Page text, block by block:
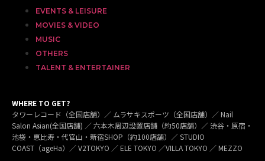
EVENTS & LEISURE
MOVIES & VIDEO
MUSIC
OTHERS
TALENT & ENTERTAINER
WHERE TO GET?
タワーレコード（全国店舗）／ ムラサキスポーツ（全国店舗）／ Nail
Salon Asian(全国店舗) ／ 六本木周辺設置店舗（約50店舗）／ 渋谷・原宿・
池袋・恵比寿・代官山・新宿SHOP（約100店舗）／ STUDIO
COAST（ageHa）／ V2TOKYO ／ ELE TOKYO ／VILLA TOKYO ／ MEZZO